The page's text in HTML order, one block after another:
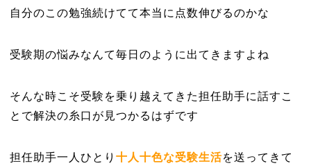
自分のこの勉強続けてて本当に点数伸びるのかな
受験期の悩みなんて毎日のように出てきますよね
そんな時こそ受験を乗り越えてきた担任助手に話すこ
とで解決の糸口が見つかるはずです
担任助手一人ひとり 十人十色な受験生活を送ってきて